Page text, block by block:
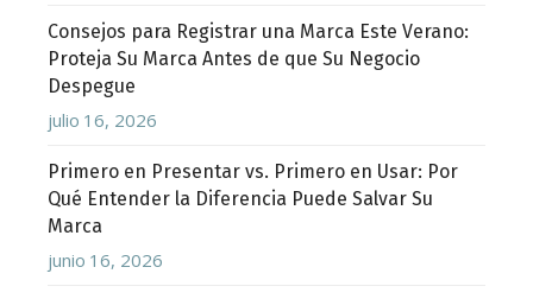
Consejos para Registrar una Marca Este Verano:
Proteja Su Marca Antes de que Su Negocio
Despegue
julio 16, 2026
Primero en Presentar vs. Primero en Usar: Por
Qué Entender la Diferencia Puede Salvar Su
Marca
junio 16, 2026